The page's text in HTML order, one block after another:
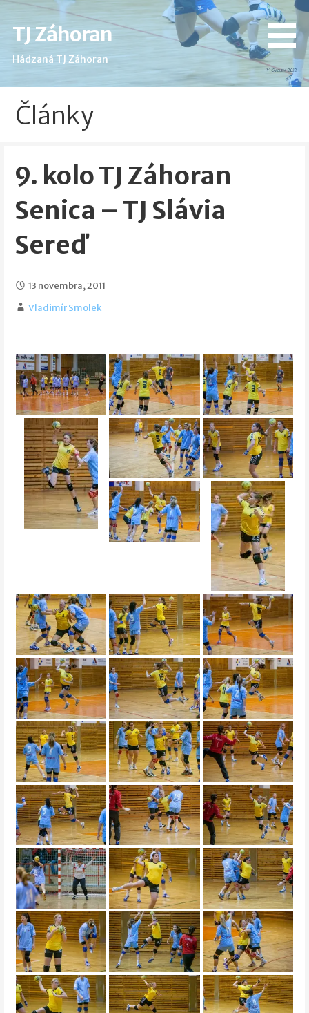
Skip
content
TJ Záhoran
Hádzaná TJ Záhoran
Články
9. kolo TJ Záhoran
Senica – TJ Slávia
Sereď
13 novembra, 2011
Vladimír Smolek